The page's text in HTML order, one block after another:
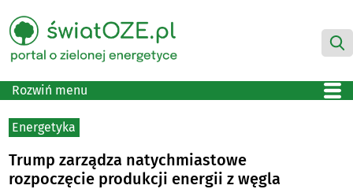
Rozwiń menu
Energetyka
Trump zarządza natychmiastowe
rozpoczęcie produkcji energii z węgla